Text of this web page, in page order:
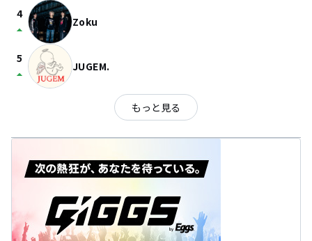
4
arrow_drop_up Zoku
5
arrow_drop_up JUGEM.
もっと見る